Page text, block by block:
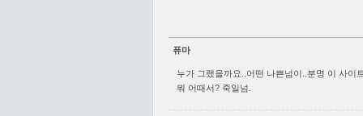
퓨마
누가 그랬을까요..어떤 나쁜넘이..분명 이 사이
뭐 어때서? 죽일넘.